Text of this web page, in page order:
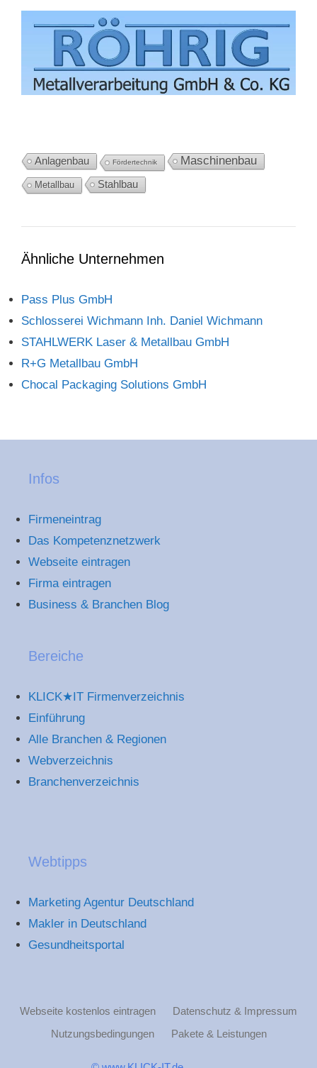
Anlagenbau Fördertechnik Maschinenbau
Metallbau Stahlbau
Ähnliche Unternehmen
Pass Plus GmbH
Schlosserei Wichmann Inh. Daniel Wichmann
STAHLWERK Laser & Metallbau GmbH
R+G Metallbau GmbH
Chocal Packaging Solutions GmbH
Infos
Firmeneintrag
Das Kompetenznetzwerk
Webseite eintragen
Firma eintragen
Business & Branchen Blog
Bereiche
KLICK★IT Firmenverzeichnis
Einführung
Alle Branchen & Regionen
Webverzeichnis
Branchenverzeichnis
Webtipps
Marketing Agentur Deutschland
Makler in Deutschland
Gesundheitsportal
Webseite kostenlos eintragen
Datenschutz & Impressum
Nutzungsbedingungen
Pakete & Leistungen